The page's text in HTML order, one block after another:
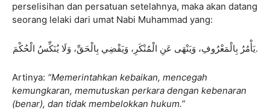
perselisihan dan persatuan setelahnya, maka akan datang
seorang lelaki dari umat Nabi Muhammad yang:
يَأْمُرُ بِالْمَعْرُوفِ، وَيَنْهَى عَنِ الْمُنْكَرِ، وَيَقْضِي بِالْحَقِّ، وَلَا يُنَكِّسُ الْحُكْمَ.
Artinya: “Memerintahkan kebaikan, mencegah
kemungkaran, memutuskan perkara dengan kebenaran
(benar), dan tidak membelokkan hukum.”